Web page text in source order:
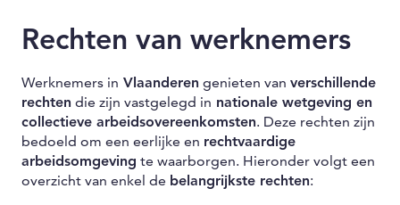
Rechten van werknemers
Werknemers in Vlaanderen genieten van verschillende
rechten die zijn vastgelegd in nationale wetgeving en
collectieve arbeidsovereenkomsten. Deze rechten zijn
bedoeld om een eerlijke en rechtvaardige
arbeidsomgeving te waarborgen. Hieronder volgt een
overzicht van enkel de belangrijkste rechten: